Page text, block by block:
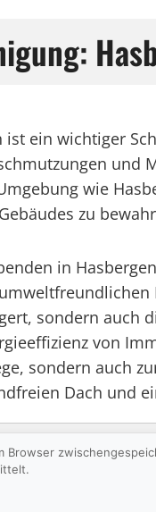
ein wichtiger
und
wie
zu
in
sondern auch
von
sondern auch
Dach und
Browser